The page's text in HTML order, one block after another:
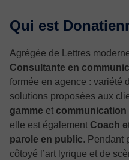
Qui est
Agrégée de Lettres
Consultante en
formée en agence : variété
solutions proposées aux
gamme et communication
elle est également Coach
parole en public. Pendant
côtoyé l’art lyrique et de